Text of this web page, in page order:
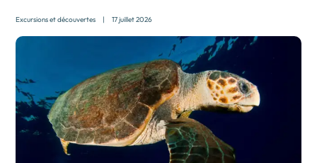
Excursions et découvertes | 17 juillet 2026